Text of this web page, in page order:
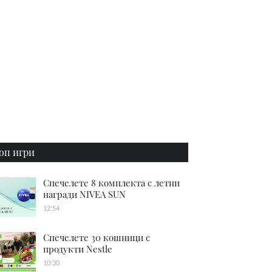
игри
Спечелете 8 комплекта с летни
награди NIVEA SUN
12:54
Спечелете 30 кошници с
продукти Nestle
10:30